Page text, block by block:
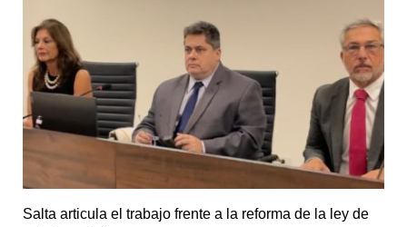
Salta articula el trabajo frente a la reforma de la ley de